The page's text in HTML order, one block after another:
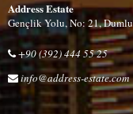
Address Estate
Gençlik Yolu, No: 21,
+90 (392) 444 55 25
info@address-estate.com